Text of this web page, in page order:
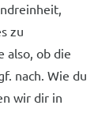
zu
also, ob die
nach. Wie du
wir dir in